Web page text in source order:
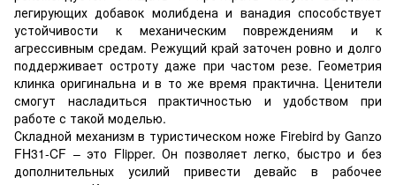
легирующих добавок молибдена и ванадия способствует
устойчивости к механическим повреждениям и к
агрессивным средам. Режущий край заточен ровно и долго
поддерживает остроту даже при частом резе. Геометрия
клинка оригинальна и в то же время практична. Ценители
смогут насладиться практичностью и удобством при
работе с такой моделью.
Складной механизм в туристическом ноже Firebird by Ganzo
FH31-CF – это Flipper. Он позволяет легко, быстро и без
дополнительных усилий привести девайс в рабочее